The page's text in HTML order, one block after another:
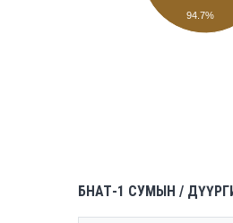
94.7%
БНАТ-1 СУМЫН /